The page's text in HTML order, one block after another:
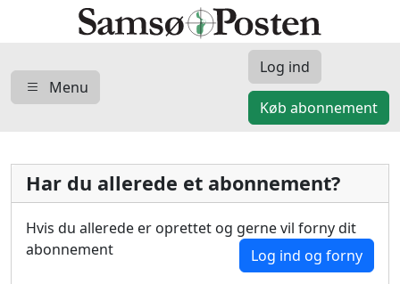
Menu
Log ind
Køb abonnement
Har du allerede et abonnement?
Hvis du allerede er oprettet og gerne vil forny dit
abonnement
Log ind og forny